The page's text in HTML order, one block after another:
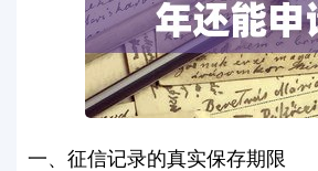
一、征信记录的真实保存期限